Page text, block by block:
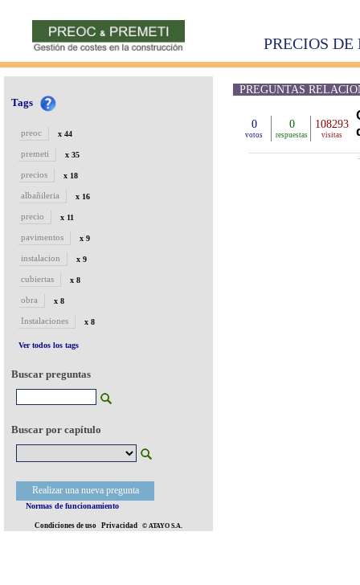
PRECIOS
Tags
preoc x 44
premeti x 35
precios x 18
albañileria x 16
precio x 11
pavimentos x 9
instalacion x 9
cubiertas x 8
obra x 8
Instalaciones x 8
Ver todos los tags
Buscar preguntas
Buscar por capítulo
Realizar una nueva pregunta
Normas de funcionamiento
Condiciones de uso Privacidad © ATAYO S.A.
PREGUNTAS
0
votos
0
respuestas
108293
visitas